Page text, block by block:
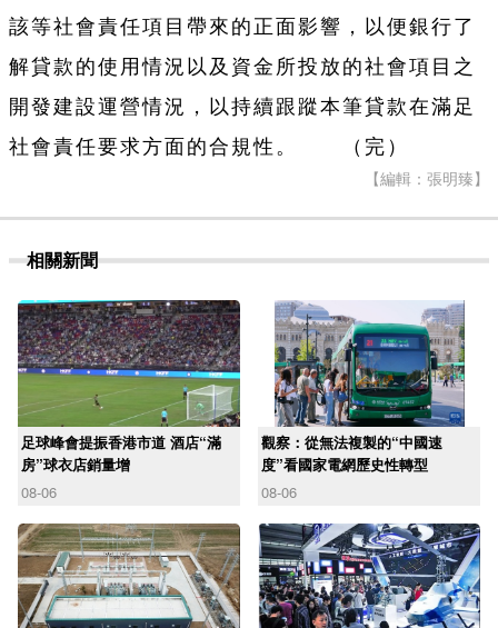
該等社會責任項目帶來的正面影響，以便銀行了
解貸款的使用情況以及資金所投放的社會項目之
開發建設運營情況，以持續跟蹤本筆貸款在滿足
社會責任要求方面的合規性。 （完）
【編輯：張明臻】
相關新聞
足球峰會提振香港市道 酒店“滿
房”球衣店銷量增
08-06
觀察：從無法複製的“中國速
度”看國家電網歷史性轉型
08-06